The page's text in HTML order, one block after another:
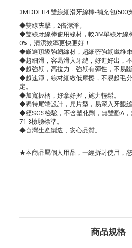
3M DDFH4 雙線細滑牙線棒-補充包(500
◆雙線夾擊，2倍潔淨。
◆雙線牙線棒使用線材，較3M單線牙線
0%，清潔效率更快更好！
◆嚴選頂級強韌線材，超細密強韌纖維束
◆超細滑，容易滑入牙縫，好進好出，不
◆超強韌，高拉力，強韌有彈性，不易斷
◆超速淨，線材細緻低摩擦，不易起毛
定。
◆加寬握柄，好拿好握，施力輕鬆。
◆獨特尾端設計，扁片型，易深入牙齦縫
◆經SGS檢驗，不含塑化劑，無雙酚A，
71-3檢驗標準。
◆台灣生產製造，安心品質。
★本商品屬個人用品，一經拆封使用，
商品規格